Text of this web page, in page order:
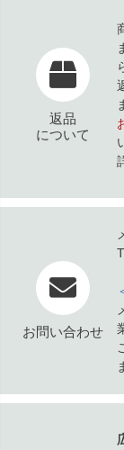
返品
について
お問い合わせ